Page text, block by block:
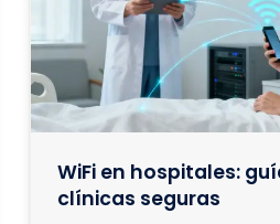
WiFi en hospitales:
clínicas seguras